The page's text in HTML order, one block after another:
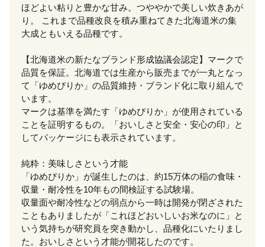
ほどよい粘りと豊かな甘み。つややかで美しい炊きあが
り。 これまで品種改良を積み重ねてきた北海道米の集
大成ともいえる品種です。
【北海道米の新たなブランド形成協議会認定】マークで
品質を保証。北海道では生産から販売までが一丸となっ
て「ゆめぴりか」の品質維持・ブランド化に取り組んで
います。
マークは基準を満たす「ゆめぴりか」が使用されている
ことを証明するもの。「おいしさと安全・安心の印」と
してパッケージにも表示されています。
純粋：美味しさという才能
「ゆめぴりか」が誕生したのは、約15万体の稲の食味・
収量・耐冷性を10年もの間検証する試験場。
収量面や耐冷性などの弱点から一時は開発が閉ざされた
こともありましたが「これほどおいしいお米なのに」と
いう気持ちが研究員を突き動かし、品種化にいたりまし
た。おいしさという才能が開花したのです。